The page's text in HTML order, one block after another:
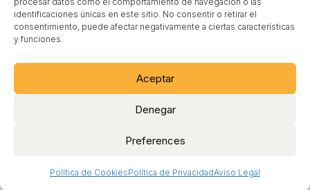
identificaciones únicas en este sitio. No consentir o retirar el
consentimiento, puede afectar negativamente a ciertas características
y funciones.
Aceptar
Denegar
Preferences
Política de CookiesPolítica de PrivacidadAviso Legal
Aviso Legal
Condiciones de Uso
Política de Cookies
Política de Privacidad